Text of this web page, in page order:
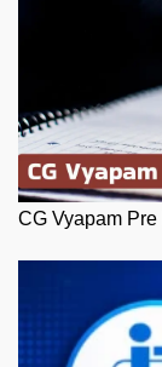
CG Vyapam